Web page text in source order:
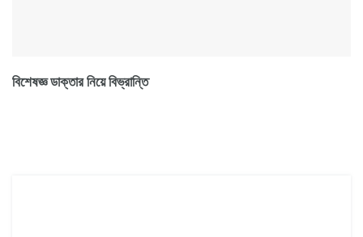
বিশেষজ্ঞ ডাক্তার নিয়ে বিভ্রান্তি